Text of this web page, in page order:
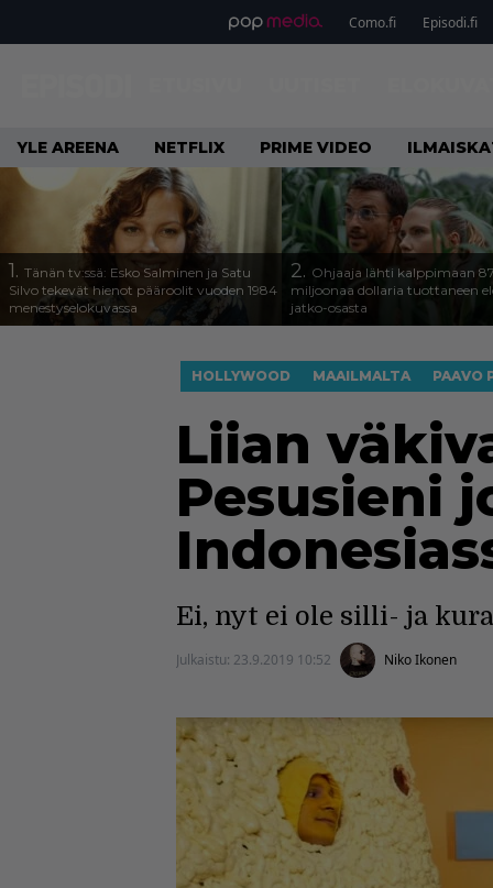
Como.fi Episodi.fi
YLE AREENA NETFLIX PRIME VIDEO
1. Tänän tv:ssä: Esko Salminen ja Satu
Silvo tekevät hienot pääroolit vuoden 1984
menestyselokuvassa
2. Ohjaaja lähti kalppimaan
miljoonaa dollaria tuottaneen
jatko-osasta
HOLLYWOOD MAAILMALTA PAAVO
Liian
Pesusieni
Ei, nyt ei ole silli- ja
Julkaistu: 23.9.2019 10:52 Niko Ikonen